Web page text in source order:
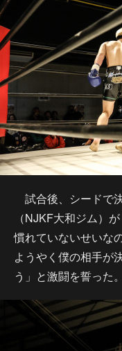
試合後、シードで
（NJKF大和ジム）
慣れていないせいな
ようやく僕の相手が
う」と激闘を誓った。